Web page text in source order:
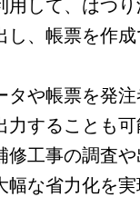
し、帳票を作
タや帳票を発
力することも可
修工事の調査
幅な省力化を